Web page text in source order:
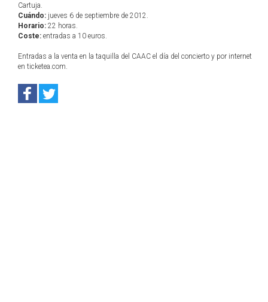
Cartuja.
Cuándo: jueves 6 de septiembre de 2012.
Horario: 22 horas.
Coste: entradas a 10 euros.
Entradas a la venta en la taquilla del CAAC el día del concierto y por internet
en ticketea.com.